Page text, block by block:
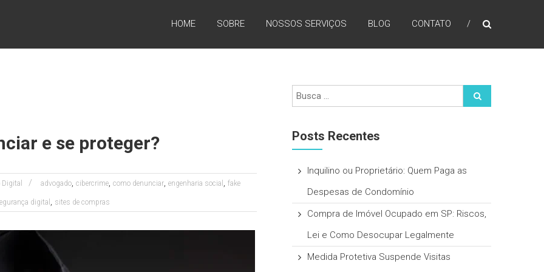
HOME SOBRE NOSSOS SERVIÇOS BLOG CONTATO
e se proteger?
Digital advogado, cibercrime, como denunciar, engenharia social , fake
digital , sites de compras
Posts Recentes
Inquilino ou Proprietário: Quem Paga as
Despesas de Condomínio
Compra de Imóvel Ocupado em SP: Riscos,
Lei e Como Desocupar Legalmente
Medida Protetiva Suspende Visitas